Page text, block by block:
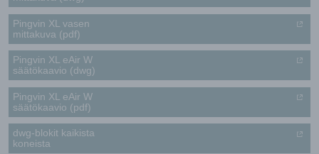
Pingvin XL vasen
mittakuva (pdf)
Pingvin XL eAir W
säätökaavio (dwg)
Pingvin XL eAir W
säätökaavio (pdf)
dwg-blokit kaikista
koneista